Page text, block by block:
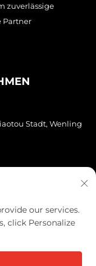
zuverlässige
Partner
Stadt, Wenling
CO.,LTD. Alle
our services.
click Personalize